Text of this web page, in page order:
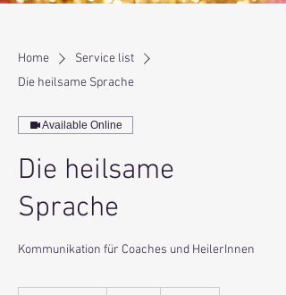
Home
Service list
Die heilsame Sprache
Available Online
Die heilsame
Sprache
Kommunikation für Coaches und HeilerInnen